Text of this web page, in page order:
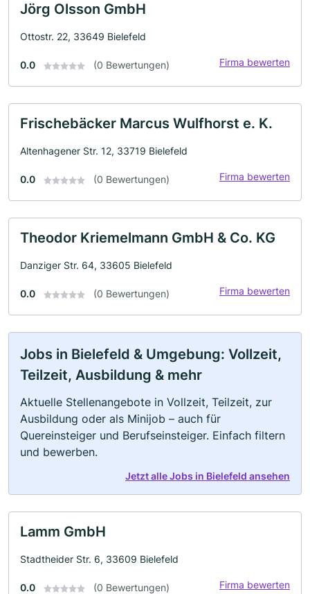
Jörg Olsson GmbH
Ottostr. 22, 33649 Bielefeld
0.0 (0 Bewertungen) Firma bewerten
Frischebäcker Marcus Wulfhorst e. K.
Altenhagener Str. 12, 33719 Bielefeld
0.0 (0 Bewertungen) Firma bewerten
Theodor Kriemelmann GmbH & Co. KG
Danziger Str. 64, 33605 Bielefeld
0.0 (0 Bewertungen) Firma bewerten
Jobs in Bielefeld & Umgebung: Vollzeit,
Teilzeit, Ausbildung & mehr
Aktuelle Stellenangebote in Vollzeit, Teilzeit, zur
Ausbildung oder als Minijob – auch für
Quereinsteiger und Berufseinsteiger. Einfach filtern
und bewerben.
Jetzt alle Jobs in Bielefeld ansehen
Lamm GmbH
Stadtheider Str. 6, 33609 Bielefeld
0.0 (0 Bewertungen) Firma bewerten